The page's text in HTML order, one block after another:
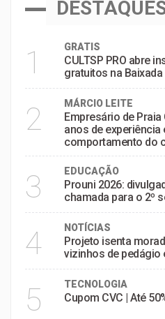
1 GRATIS
CULTSP PRO abre
gratuitos na Baixada
2 MÁRCIO LEITE
Empresário de
anos de experiência
comportamento do
3 EDUCAÇÃO
Prouni 2026:
chamada para o 2º
4 NOTÍCIAS
Projeto isenta
vizinhos de
5 TECNOLOGIA
Cupom CVC | Até